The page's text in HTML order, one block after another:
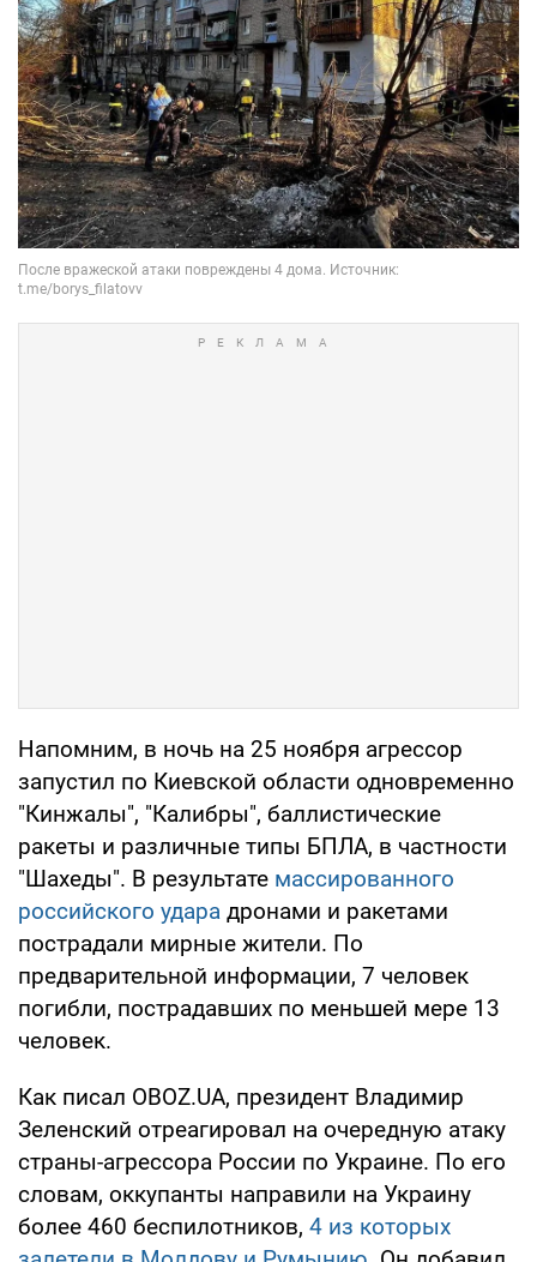
Напомним, в ночь на 25 ноября агрессор
запустил по Киевской области одновременно
"Кинжалы", "Калибры", баллистические
ракеты и различные типы БПЛА, в частности
"Шахеды". В результате массированного
российского удара дронами и ракетами
пострадали мирные жители. По
предварительной информации, 7 человек
погибли, пострадавших по меньшей мере 13
человек.
Как писал OBOZ.UA, президент Владимир
Зеленский отреагировал на очередную атаку
страны-агрессора России по Украине. По его
словам, оккупанты направили на Украину
более 460 беспилотников, 4 из которых